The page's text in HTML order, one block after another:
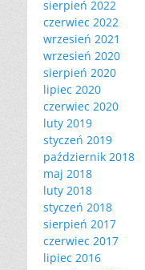
sierpień 2022
czerwiec 2022
wrzesień 2021
wrzesień 2020
sierpień 2020
lipiec 2020
czerwiec 2020
luty 2019
styczeń 2019
październik 2018
maj 2018
luty 2018
styczeń 2018
sierpień 2017
czerwiec 2017
lipiec 2016